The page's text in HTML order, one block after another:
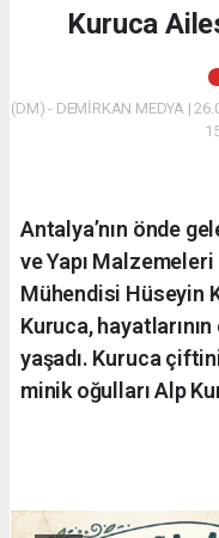
Kuruca
(DM) - DEMİRKAN MEDYA |
Antalya’nın önde
ve Yapı
Mühendisi Hüseyin
Kuruca,
yaşadı. Kuruca
minik oğulları Alp